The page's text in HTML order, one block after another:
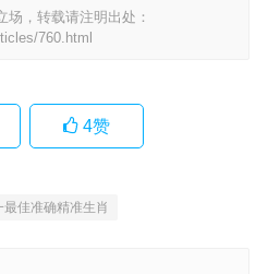
，转载请注明出处：
760.html
4赞
佳准确精准生肖